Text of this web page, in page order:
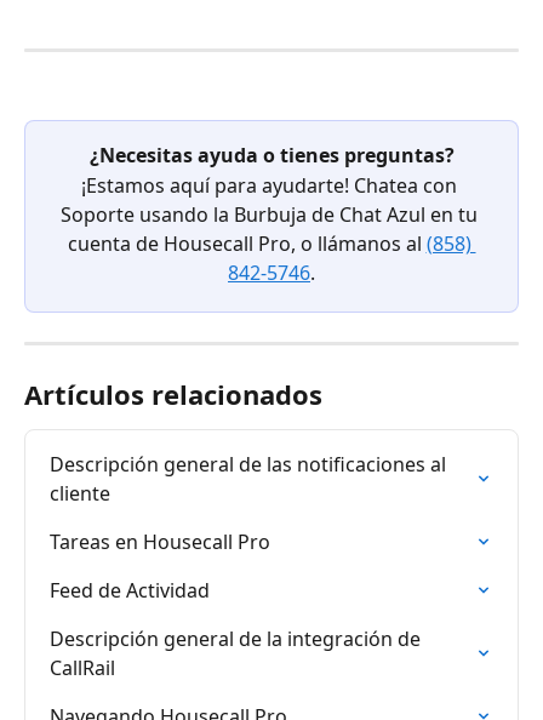
¿Necesitas ayuda o tienes preguntas?
¡Estamos aquí para ayudarte! Chatea con
Soporte usando la Burbuja de Chat Azul en tu
cuenta de Housecall Pro, o llámanos al (858)
842-5746.
Artículos relacionados
Descripción general de las notificaciones al
cliente
Tareas en Housecall Pro
Feed de Actividad
Descripción general de la integración de
CallRail